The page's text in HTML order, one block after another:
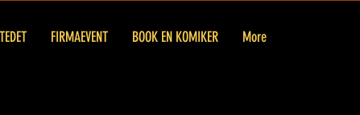
FIRMAEVENT BOOK EN KOMIKER More